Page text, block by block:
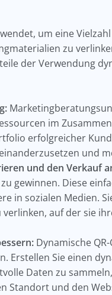
um eine
zu
der Verwendung
im
erfolgreicher
und
und den Verkauf
gewinnen. Diese
in sozialen Medien.
auf der sie
Dynamische
Erstellen Sie einen
Daten zu
Standort und den